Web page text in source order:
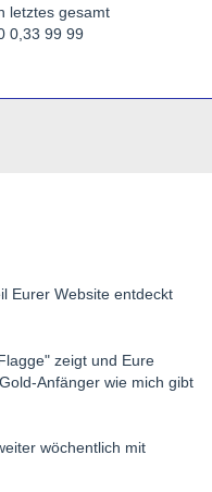
letztes gesamt
0,33 99 99
Eurer Website entdeckt
zeigt und Eure
Anfänger wie mich gibt
wöchentlich mit